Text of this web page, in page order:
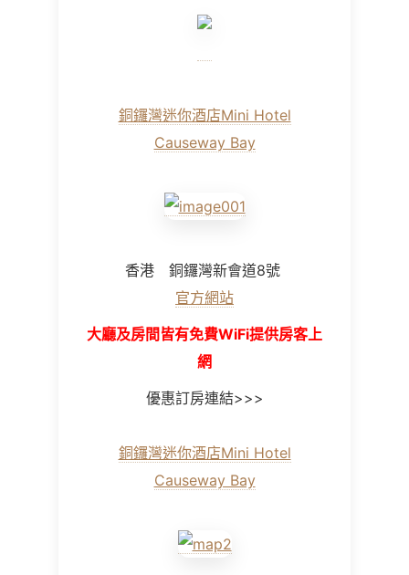
銅鑼灣迷你酒店Mini Hotel
Causeway Bay
香港 銅鑼灣新會道8號
官方網站
大廳及房間皆有免費WiFi提供房客上
網
優惠訂房連結>>>
銅鑼灣迷你酒店Mini Hotel
Causeway Bay